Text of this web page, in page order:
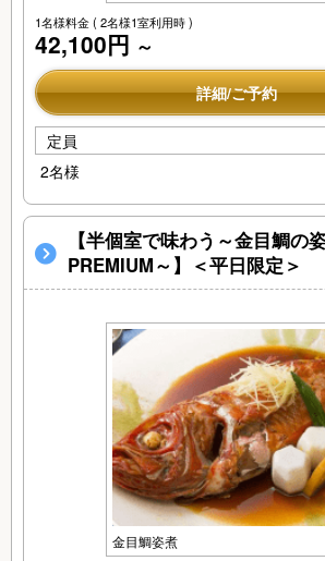
1名様料金( 2名様1室利用時 )
42,100円 ～
詳細/ご予約
定員
2名様
【半個室で味わう～金目鯛の
PREMIUM～】＜平日限定＞
金目鯛姿煮